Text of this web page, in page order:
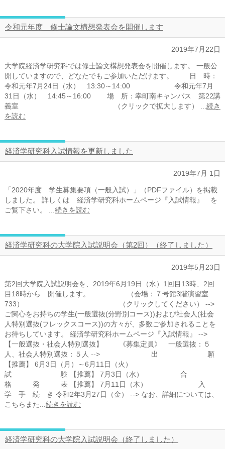
令和元年度 修士論文構想発表会を開催します
2019年7月22日
大学院経済学研究科では修士論文構想発表会を開催します。 一般公
開していますので、どなたでもご参加いただけます。 日 時：
令和元年7月24日（水） 13:30～14:00 令和元年7月
31日（水） 14:45～16:00 場 所：幸町南キャンパス 第22講
義室 （クリックで拡大します） ... 続き
を読む
経済学研究科入試情報を更新しました
2019年7月 1日
「2020年度 学生募集要項（一般入試）」（PDFファイル）を掲載
しました。 詳しくは 経済学研究科ホームページ『入試情報』 を
ご覧下さい。 ... 続きを読む
経済学研究科の大学院入試説明会（第2回）（終了しました）
2019年5月23日
第2回大学院入試説明会を、2019年6月19日（水）1回目13時、2回
目18時から 開催します。 （会場：７号館3階演習室
733） （クリックしてください） -->
ご関心をお持ちの学生(一般選抜(分野別コース))および社会人(社会
人特別選抜(フレックスコース))の方々が、多数ご参加されることを
お待ちしています。 経済学研究科ホームページ『入試情報』 -->
【一般選抜・社会人特別選抜】 《募集定員》 一般選抜：５
人、社会人特別選抜：５人 --> 出 願
【推薦】 6月3日（月）～6月11日（火）
試 験 【推薦】 7月3日（水） 合
格 発 表 【推薦】 7月11日（木） 入
学 手 続 き 令和2年3月27日（金） --> なお、詳細については、
こちらまた... 続きを読む
経済学研究科の大学院入試説明会（終了しました）